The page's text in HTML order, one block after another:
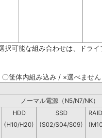
択可能な組み合わせは、ドラ
筐体内組み込み / ×選べません
ノーマル電源（N5/
HDD SSD
(H10/H20) (S02/S04/S09)